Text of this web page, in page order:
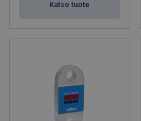
Katso tuote